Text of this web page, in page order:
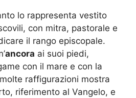
lo rappresenta vestito
con mitra, pastorale e
il rango episcopale.
ancora ai suoi piedi,
con il mare e con la
raffigurazioni mostra
riferimento al Vangelo, e